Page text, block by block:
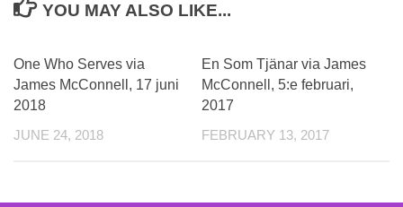
YOU MAY ALSO LIKE...
One Who Serves via
James McConnell, 17 juni
2018
JUNE 24, 2018
En Som Tjänar via James
McConnell, 5:e februari,
2017
FEBRUARY 13, 2017